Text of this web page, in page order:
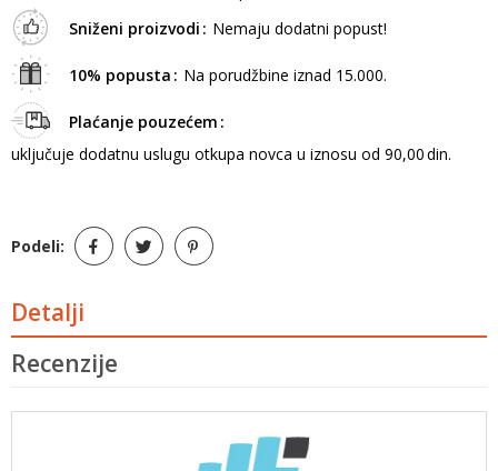
Sniženi proizvodi
Nemaju dodatni popust!
10% popusta Na porudžbine iznad 15.000.
Plaćanje pouzećem
uključuje dodatnu uslugu otkupa novca u iznosu od 90,00 din.
Podeli:
Detalji
Recenzije